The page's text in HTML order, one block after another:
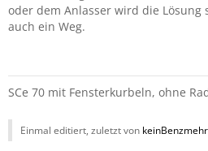
oder dem Anlasser wird die Lösung
auch ein Weg.
SCe 70 mit Fensterkurbeln, ohne
Einmal editiert, zuletzt von keinBenzmehr